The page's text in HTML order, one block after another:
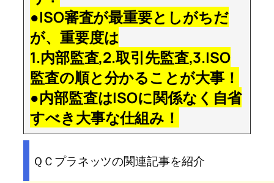
●ISO審査が最重要としがちだ
が、重要度は
1.内部監査,2.取引先監査,3.ISO
監査の順と分かることが大事！
●内部監査はISOに関係なく自省
すべき大事な仕組み！
ＱＣプラネッツの関連記事を紹介